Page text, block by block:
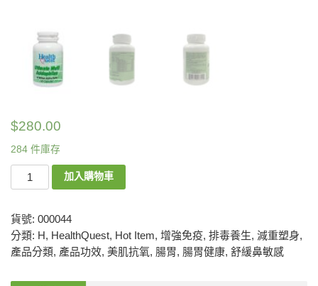
$280.00
284 件庫存
加入購物車
貨號: 000044
分類: H, HealthQuest, Hot Item, 增強免疫, 排毒養生, 減重塑身,
產品分類, 產品功效, 美肌抗氧, 腸胃, 腸胃健康, 舒緩鼻敏感